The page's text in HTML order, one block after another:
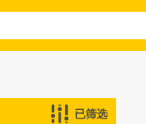
已筛选